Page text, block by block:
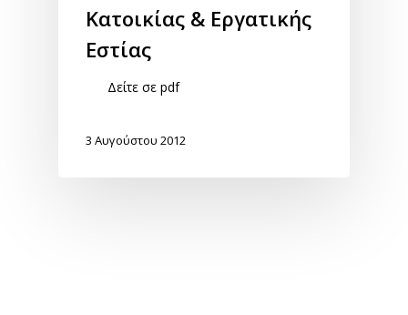
Κατοικίας & Εργατικής
Εστίας
Δείτε σε pdf
3 Αυγούστου 2012